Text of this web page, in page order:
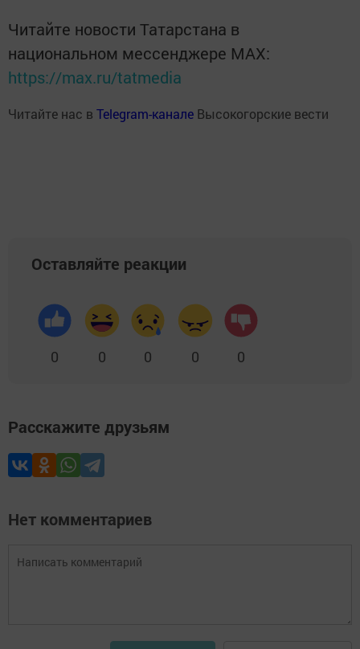
Читайте новости Татарстана в
национальном мессенджере MАХ:
https://max.ru/tatmedia
Читайте нас в Telegram-канале Высокогорские вести
Оставляйте реакции
0 0 0 0 0
Расскажите друзьям
Нет комментариев